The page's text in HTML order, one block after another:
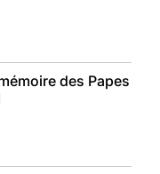
des Papes